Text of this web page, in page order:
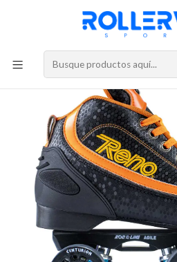
DESPACHOS A